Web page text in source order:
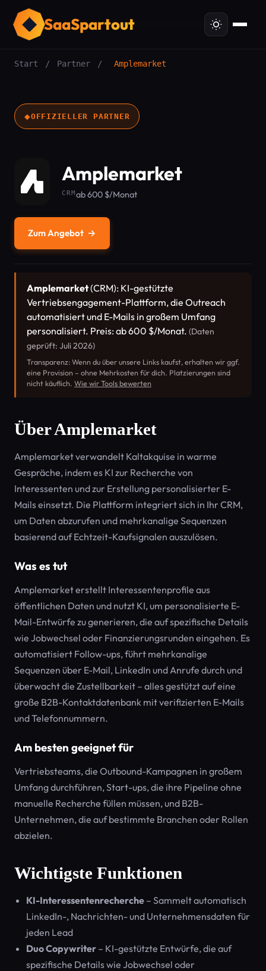
SaaSpartout
Start / Partner / Amplemarket
◆OFFIZIELLER PARTNER
Amplemarket
CRMab 600 $/Monat
Zum Angebot →
Amplemarket(CRM): KI-gestützte
Vertriebsengagement-Plattform, die Outreach
automatisiert und E-Mails in großem Umfang
personalisiert. Preis: ab 600 $/Monat. (Daten
geprüft: Juli 2026)
Transparenz: Wenn du über unsere Links kaufst, erhalten wir ggf.
eine Provision – ohne Mehrkosten für dich. Platzierungen sind
nicht käuflich. Wie wir Tools bewerten
Über Amplemarket
Amplemarket verwandelt Kaltakquise in warme
Gespräche, indem es KI zur Recherche von
Interessenten und zur Erstellung personalisierter E-
Mails einsetzt. Die Plattform integriert sich in Ihr CRM,
um Daten abzurufen und mehrkanalige Sequenzen
basierend auf Echtzeit-Kaufsignalen auszulösen.
Was es tut
Amplemarket erstellt Interessentenprofile aus
öffentlichen Daten und nutzt KI, um personalisierte E-
Mail-Entwürfe zu generieren, die auf spezifische Details
wie Jobwechsel oder Finanzierungsrunden eingehen. Es
automatisiert Follow-ups, führt mehrkanalige
Sequenzen über E-Mail, LinkedIn und Anrufe durch und
überwacht die Zustellbarkeit – alles gestützt auf eine
große B2B-Kontaktdatenbank mit verifizierten E-Mails
und Telefonnummern.
Am besten geeignet für
Vertriebsteams, die Outbound-Kampagnen in großem
Umfang durchführen, Start-ups, die ihre Pipeline ohne
manuelle Recherche füllen müssen, und B2B-
Unternehmen, die auf bestimmte Branchen oder Rollen
abzielen.
Wichtigste Funktionen
KI-Interessentenrecherche – Sammelt automatisch
LinkedIn-, Nachrichten- und Unternehmensdaten für
jeden Lead
Duo Copywriter – KI-gestützte Entwürfe, die auf
spezifische Details wie Jobwechsel oder